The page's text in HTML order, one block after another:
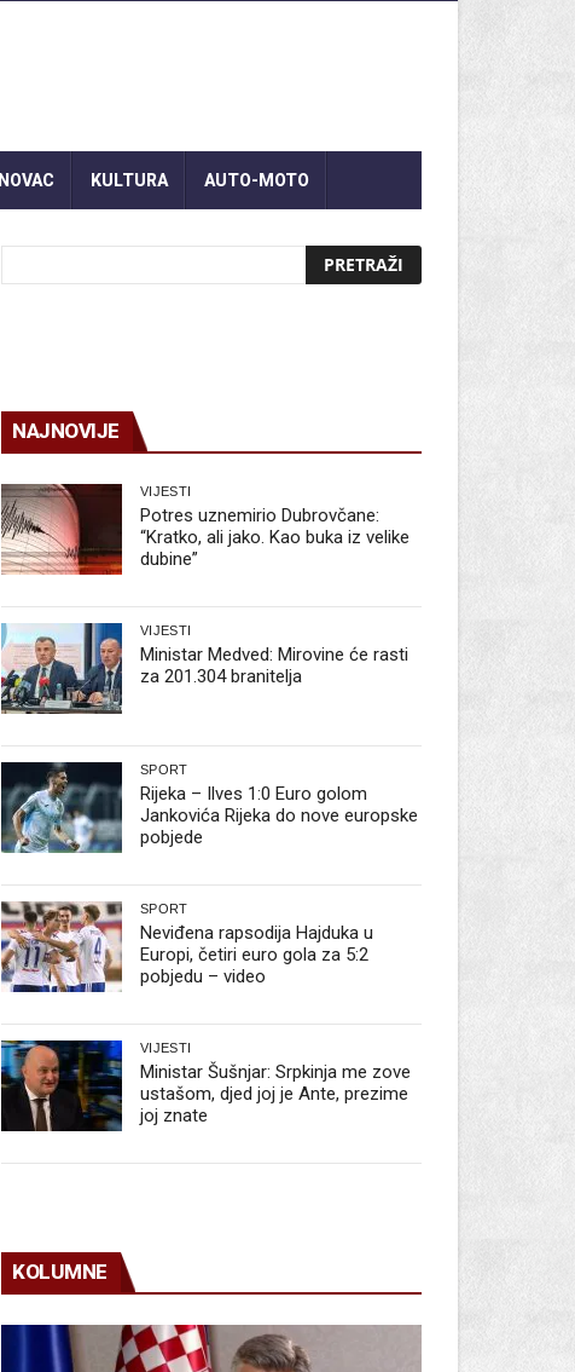
NOVAC KULTURA AUTO-MOTO
NAJNOVIJE
VIJESTI
Potres uznemirio Dubrovčane:
“Kratko, ali jako. Kao buka iz velike
dubine”
VIJESTI
Ministar Medved: Mirovine će rasti
za 201.304 branitelja
SPORT
Rijeka – Ilves 1:0 Euro golom
Jankovića Rijeka do nove europske
pobjede
SPORT
Neviđena rapsodija Hajduka u
Europi, četiri euro gola za 5:2
pobjedu – video
VIJESTI
Ministar Šušnjar: Srpkinja me zove
ustašom, djed joj je Ante, prezime
joj znate
KOLUMNE